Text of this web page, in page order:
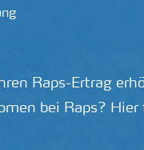
Raps-Ertrag
bei Raps?